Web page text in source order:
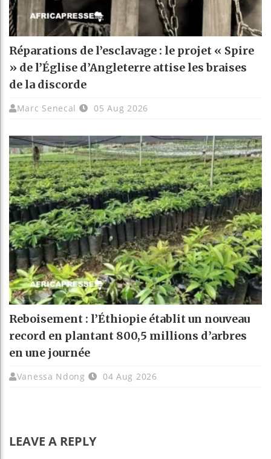
Réparations de l’esclavage : le projet « Spire
» de l’Église d’Angleterre attise les braises
de la discorde
Marc Senecal 05 Aug 2026
Reboisement : l’Éthiopie établit un nouveau
record en plantant 800,5 millions d’arbres
en une journée
Vanessa Ndong 04 Aug 2026
LEAVE A REPLY